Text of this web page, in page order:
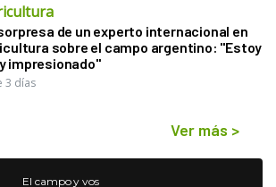
de un experto internacional en
sobre el campo argentino: "Estoy
impresionado"
3 días
Ver más >
El campo y vos